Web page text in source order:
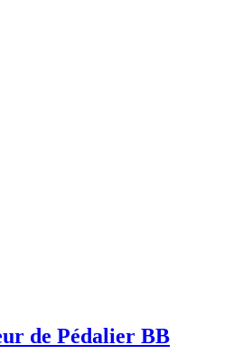
de Pédalier BB